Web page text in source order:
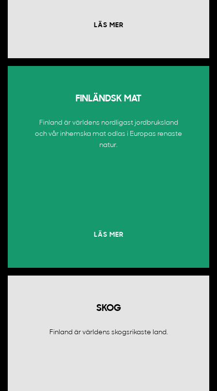
LÄS MER
FINLÄNDSK MAT
Finland är världens nordligast jordbruksland
och vår inhemska mat odlas i Europas renaste
natur.
LÄS MER
SKOG
Finland är världens skogsrikaste land.